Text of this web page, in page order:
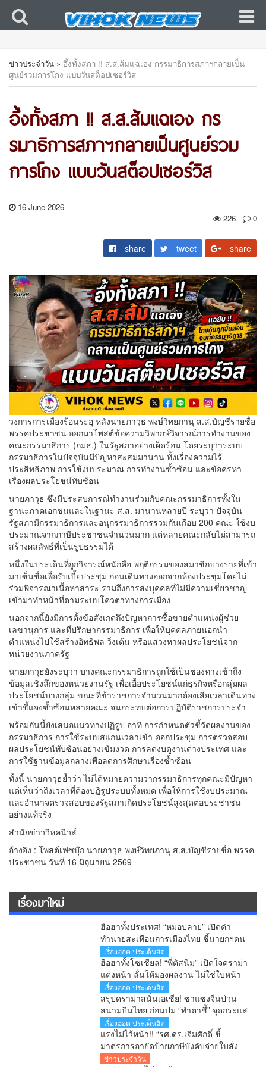
ข่าวประจำวัน » อึ้งทั้งสภา !! ส.ส.ส้มแฉเอง กรรมาธิการสภาฯกลายเป็น
ศูนย์รวมการโกง แบบวันสต็อปเซอร์วิส
อึ้งทั้งสภา !! ส.ส.ส้มแฉเอง กร
รมาธิการสภาฯกลายเป็นศูนย์รวม
การโกง แบบวันสต็อปเซอร์วิส
16 June 2026
226
0
share tweet share
วงการการเมืองร้อนระอุ หลังนายภาวุธ พงษ์วิทยภานุ ส.ส.บัญชีรายชื่อ
พรรคประชาชน ออกมาโพสต์ข้อความวิพากษ์วิจารณ์การทำงานของ
คณะกรรมาธิการ (กมธ.) ในรัฐสภาอย่างเผ็ดร้อน โดยระบุว่าระบบ
กรรมาธิการในปัจจุบันมีปัญหาสะสมมานาน ทั้งเรื่องความไร้
ประสิทธิภาพ การใช้งบประมาณ การทำงานซ้ำซ้อน และข้อครหา
เรื่องผลประโยชน์ทับซ้อน
นายภาวุธ ซึ่งมีประสบการณ์ทำงานร่วมกับคณะกรรมาธิการทั้งใน
ฐานะภาคเอกชนและในฐานะ ส.ส. มานานหลายปี ระบุว่า ปัจจุบัน
รัฐสภามีกรรมาธิการและอนุกรรมาธิการรวมกันเกือบ 200 คณะ ใช้งบ
ประมาณจากภาษีประชาชนจำนวนมาก แต่หลายคณะกลับไม่สามารถ
สร้างผลลัพธ์ที่เป็นรูปธรรมได้
หนึ่งในประเด็นที่ถูกวิจารณ์หนักคือ พฤติกรรมของสมาชิกบางรายที่เข้า
มาเซ็นชื่อเพื่อรับเบี้ยประชุม ก่อนเดินทางออกจากห้องประชุมโดยไม่
ร่วมพิจารณาเนื้อหาสาระ รวมถึงการส่งบุคคลที่ไม่มีความเชี่ยวชาญ
เข้ามาทำหน้าที่ตามระบบโควตาทางการเมือง
นอกจากนี้ยังมีการตั้งข้อสังเกตถึงปัญหาการซื้อขายตำแหน่งผู้ช่วย
เลขานุการ และที่ปรึกษากรรมาธิการ เพื่อให้บุคคลภายนอกนำ
ตำแหน่งไปใช้สร้างอิทธิพล วิ่งเต้น หรือแสวงหาผลประโยชน์จาก
หน่วยงานภาครัฐ
นายภาวุธยังระบุว่า บางคณะกรรมาธิการถูกใช้เป็นช่องทางเข้าถึง
ข้อมูลเชิงลึกของหน่วยงานรัฐ เพื่อเอื้อประโยชน์แก่ธุรกิจหรือกลุ่มผล
ประโยชน์บางกลุ่ม ขณะที่ข้าราชการจำนวนมากต้องเสียเวลาเดินทาง
เข้าชี้แจงซ้ำซ้อนหลายคณะ จนกระทบต่อการปฏิบัติราชการประจำ
พร้อมกันนี้ยังเสนอแนวทางปฏิรูป อาทิ การกำหนดตัวชี้วัดผลงานของ
กรรมาธิการ การใช้ระบบสแกนเวลาเข้า-ออกประชุม การตรวจสอบ
ผลประโยชน์ทับซ้อนอย่างเข้มงวด การลดงบดูงานต่างประเทศ และ
การใช้ฐานข้อมูลกลางเพื่อลดการศึกษาเรื่องซ้ำซ้อน
ทั้งนี้ นายภาวุธย้ำว่า ไม่ได้หมายความว่ากรรมาธิการทุกคณะมีปัญหา
แต่เห็นว่าถึงเวลาที่ต้องปฏิรูประบบทั้งหมด เพื่อให้การใช้งบประมาณ
และอำนาจตรวจสอบของรัฐสภาเกิดประโยชน์สูงสุดต่อประชาชน
อย่างแท้จริง
สำนักข่าววิหคนิวส์
อ้างอิง : โพสต์เฟซบุ๊ก นายภาวุธ พงษ์วิทยภานุ ส.ส.บัญชีรายชื่อ พรรค
ประชาชน วันที่ 16 มิถุนายน 2569
เรื่องมาใหม่
ฮือฮาทั้งประเทศ! “หมอปลาย” เปิดคำ
ทำนายสะเทือนการเมืองไทย ชี้นายกฯคน
ใหม่ หนุ่มหน้าใหม่ พรรคใหม่ โปรไฟล์
แกร่ง แบ็กแน่น ท่านยมบอก
เรื่องฮอต ประเด็นฮิต
ฮือฮาทั้งโซเชียล! “พี่ตัสนิม” เปิดใจดราม่า
แต่งหน้า ลั่นให้มองผลงาน ไม่ใช่ใบหน้า
เตือนคอมเมนต์เกินเลยระวังผิดกฎหมาย
เรื่องฮอต ประเด็นฮิต
สรุปดราม่าสนั่นเอเชีย! ซาแซงจีนป่วน
สนามบินไทย ก่อนปม “ทำตาชี้” จุดกระแส
เดือดข้ามประเทศ
เรื่องฮอต ประเด็นฮิต
แรงไม่ไว้หน้า!! “รศ.ดร.เจิมศักดิ์ ชี้
มาตรการอายัดป้ายภาษีบังคับจ่ายใบสั่ง
รัฐกำลังลงโทษประชาชนก่อนศาลตัดสิน
ข่าวประจำวัน